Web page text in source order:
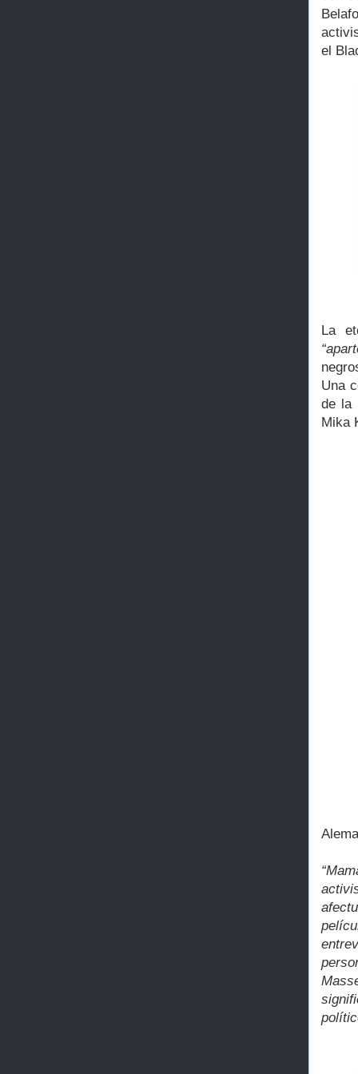
el
La
Una
de la
Mika